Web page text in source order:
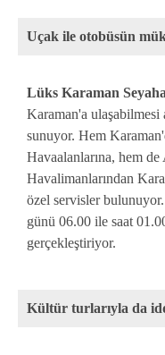
Uçak ile otobüsün
Lüks Karaman
Karaman'a ulaşabilmesi
sunuyor. Hem
Havaalanlarına, hem
Havalimanlarından
özel servisler
günü 06.00 ile saat
gerçekleştiriyor.
Kültür turlarıyla da